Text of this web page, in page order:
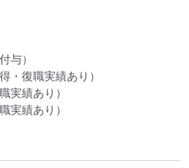
与）
・復職実績あり）
実績あり）
実績あり）